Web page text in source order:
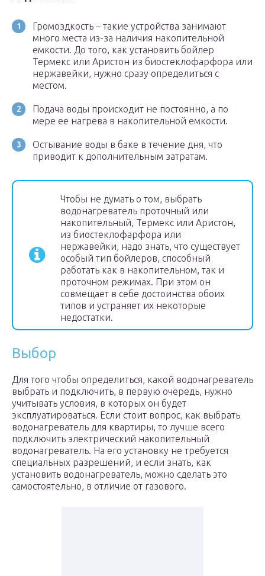
Громоздкость – такие устройства занимают
много места из-за наличия накопительной
емкости. До того, как установить бойлер
Термекс или Аристон из биостеклофарфора или
нержавейки, нужно сразу определиться с
местом.
Подача воды происходит не постоянно, а по
мере ее нагрева в накопительной емкости.
Остывание воды в баке в течение дня, что
приводит к дополнительным затратам.
Чтобы не думать о том, выбрать
водонагреватель проточный или
накопительный, Термекс или Аристон,
из биостеклофарфора или
нержавейки, надо знать, что существует
особый тип бойлеров, способный
работать как в накопительном, так и
проточном режимах. При этом он
совмещает в себе достоинства обоих
типов и устраняет их некоторые
недостатки.
Выбор
Для того чтобы определиться, какой водонагреватель
выбрать и подключить, в первую очередь, нужно
учитывать условия, в которых он будет
эксплуатироваться. Если стоит вопрос, как выбрать
водонагреватель для квартиры, то лучше всего
подключить электрический накопительный
водонагреватель. На его установку не требуется
специальных разрешений, и если знать, как
установить водонагреватель, можно сделать это
самостоятельно, в отличие от газового.